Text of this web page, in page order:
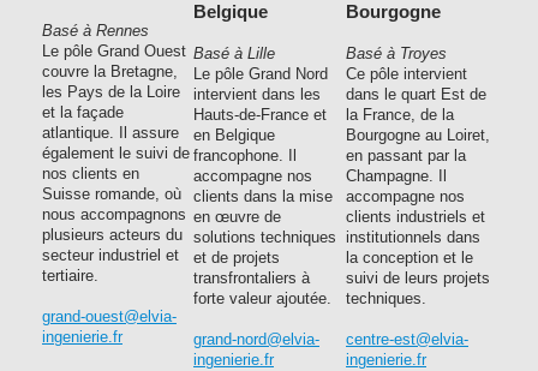
Basé à Rennes
Le pôle Grand Ouest
couvre la Bretagne,
les Pays de la Loire
et la façade
atlantique. Il assure
également le suivi de
nos clients en
Suisse romande, où
nous accompagnons
plusieurs acteurs du
secteur industriel et
tertiaire.
grand-ouest@elvia-
ingenierie.fr
Belgique
Basé à Lille
Le pôle Grand Nord
intervient dans les
Hauts-de-France et
en Belgique
francophone. Il
accompagne nos
clients dans la mise
en œuvre de
solutions techniques
et de projets
transfrontaliers à
forte valeur ajoutée.
grand-nord@elvia-
ingenierie.fr
Bourgogne
Basé à Troyes
Ce pôle intervient
dans le quart Est de
la France, de la
Bourgogne au Loiret,
en passant par la
Champagne. Il
accompagne nos
clients industriels et
institutionnels dans
la conception et le
suivi de leurs projets
techniques.
centre-est@elvia-
ingenierie.fr